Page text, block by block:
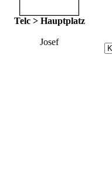
Telc > Hauptplatz
Josef